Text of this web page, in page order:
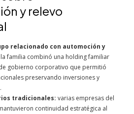
y relevo
relacionado con automoción y
la familia combinó una holding familiar
gobierno corporativo que permitió
preservando inversiones y
tradicionales: varias empresas del
continuidad estratégica al